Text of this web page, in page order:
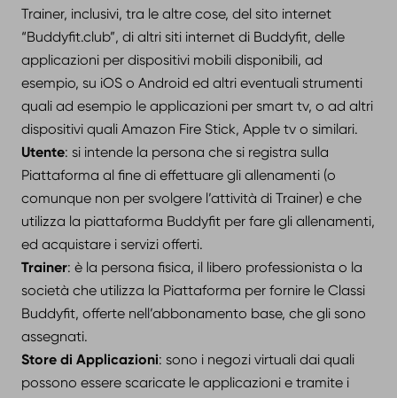
Trainer, inclusivi, tra le altre cose, del sito internet
“Buddyfit.club”, di altri siti internet di Buddyfit, delle
applicazioni per dispositivi mobili disponibili, ad
esempio, su iOS o Android ed altri eventuali strumenti
quali ad esempio le applicazioni per smart tv, o ad altri
dispositivi quali Amazon Fire Stick, Apple tv o similari.
Utente: si intende la persona che si registra sulla
Piattaforma al fine di effettuare gli allenamenti (o
comunque non per svolgere l’attività di Trainer) e che
utilizza la piattaforma Buddyfit per fare gli allenamenti,
ed acquistare i servizi offerti.
Trainer: è la persona fisica, il libero professionista o la
società che utilizza la Piattaforma per fornire le Classi
Buddyfit, offerte nell’abbonamento base, che gli sono
assegnati.
Store di Applicazioni: sono i negozi virtuali dai quali
possono essere scaricate le applicazioni e tramite i